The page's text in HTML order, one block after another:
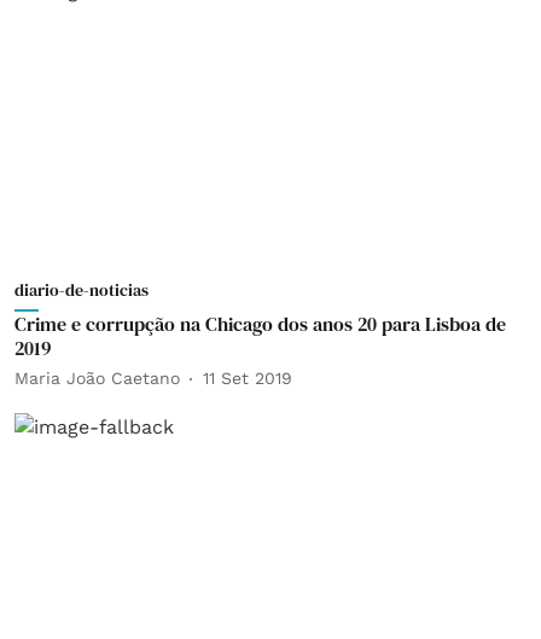
diario-de-noticias
Crime e corrupção na Chicago dos anos 20 para Lisboa de
2019
Maria João Caetano 11 Set 2019